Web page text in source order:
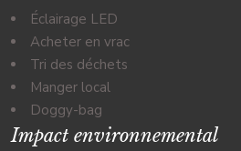
Éclairage LED
Acheter en vrac
Tri des déchets
Manger local
Doggy-bag
Impact environnemental